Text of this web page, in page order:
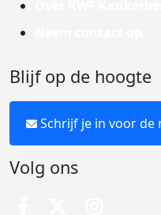
Blijf op de hoogte
Schrijf je in voor de
Volg ons